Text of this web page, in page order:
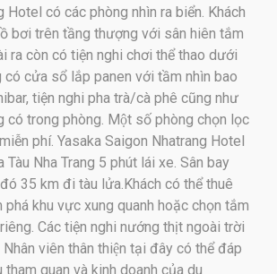
Hotel có các phòng nhìn ra biển. Khách
bơi trên tầng thượng với sân hiên tắm
ra còn có tiện nghi chơi thể thao dưới
có cửa sổ lắp panen với tầm nhìn bao
tiện nghi pha trà/cà phê cũng như
có trong phòng. Một số phòng chọn lọc
phí. Yasaka Saigon Nhatrang Hotel
Tàu Nha Trang 5 phút lái xe. Sân bay
35 km đi tàu lửa.Khách có thể thuê
khu vực xung quanh hoặc chọn tắm
Các tiện nghi nướng thịt ngoài trời
viên thân thiện tại đây có thể đáp
tham quan và kinh doanh của du